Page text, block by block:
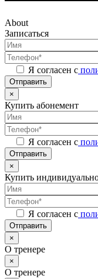
About
Записаться
Я согласен с
Отправить
×
Купить абонемент
Я согласен с
Отправить
×
Купить
Я согласен с
Отправить
×
О тренере
×
О тренере